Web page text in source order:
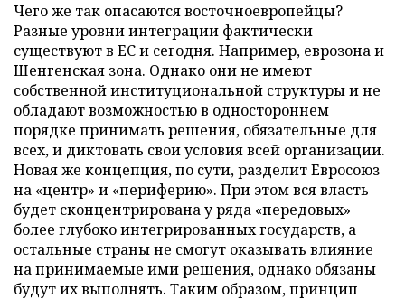
Чего же так опасаются восточноевропейцы?
Разные уровни интеграции фактически
существуют в ЕС и сегодня. Например, еврозона и
Шенгенская зона. Однако они не имеют
собственной институциональной структуры и не
обладают возможностью в одностороннем
порядке принимать решения, обязательные для
всех, и диктовать свои условия всей организации.
Новая же концепция, по сути, разделит Евросоюз
на «центр» и «периферию». При этом вся власть
будет сконцентрирована у ряда «передовых»
более глубоко интегрированных государств, а
остальные страны не смогут оказывать влияние
на принимаемые ими решения, однако обязаны
будут их выполнять. Таким образом, принцип